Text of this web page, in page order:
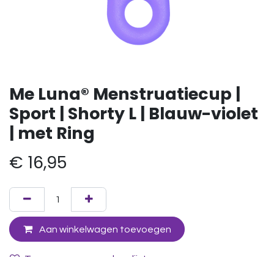
Me Luna® Menstruatiecup |
Sport | Shorty L | Blauw-violet
| met Ring
€ 16,95
Aan winkelwagen toevoegen